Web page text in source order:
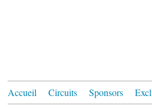
Accueil Circuits Sponsors